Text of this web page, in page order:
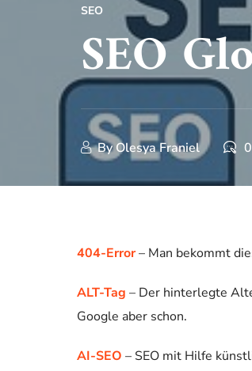
SEO
SEO
ByOlesya Franiel
404-Error– Man bekommt
ALT-Tag – Der hinterlegte
Google aber schon.
AI-SEO – SEO mit Hilfe